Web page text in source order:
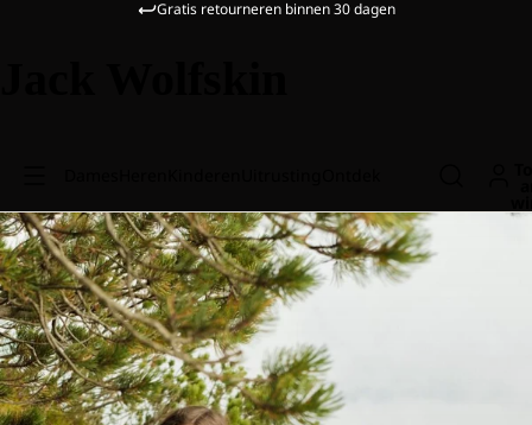
Gratis retourneren binnen 30 dagen